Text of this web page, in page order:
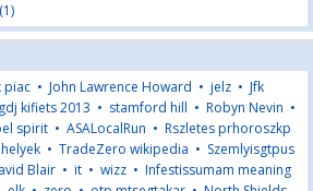
piac • John Lawrence Howard • jelz • Jfk
kifiets 2013 • stamford hill • Robyn Nevin •
spirit • ASALocalRun • Rszletes prhoroszkp
• TradeZero wikipedia • Szemlyisgtpus
Blair • it • wizz • Infestissumam meaning